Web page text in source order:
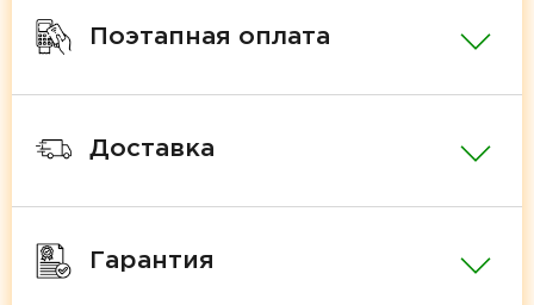
Поэтапная оплата
Доставка
Гарантия